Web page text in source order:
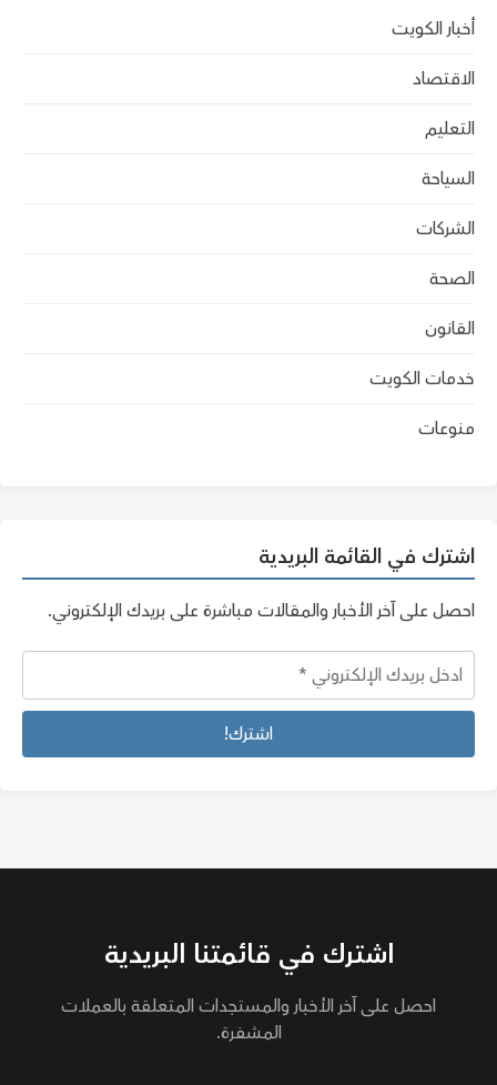
أخبار الكويت
الاقتصاد
التعليم
السياحة
الشركات
الصحة
القانون
خدمات الكويت
منوعات
اشترك في القائمة البريدية
احصل على آخر الأخبار والمقالات مباشرة على بريدك الإلكتروني.
اشترك في قائمتنا البريدية
احصل على آخر الأخبار والمستجدات المتعلقة بالعملات
المشفرة.